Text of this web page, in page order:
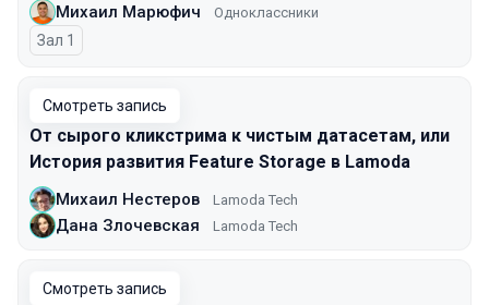
Михаил Марюфич Одноклассники
Зал 1
Смотреть запись
От сырого кликстрима к чистым датасетам, или
История развития Feature Storage в Lamoda
Михаил Нестеров Lamoda Tech
Дана Злочевская Lamoda Tech
Смотреть запись